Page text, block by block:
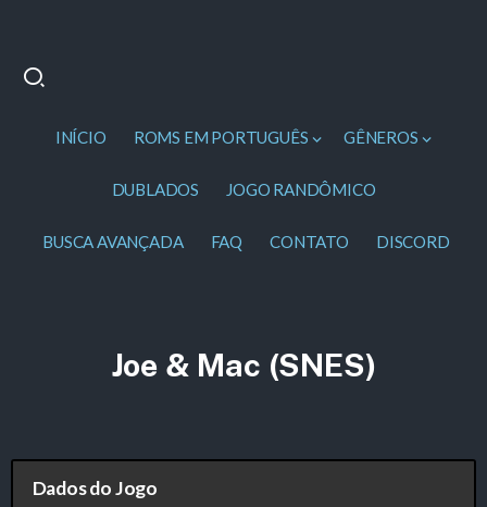
INÍCIO ROMS EM PORTUGUÊS GÊNEROS
DUBLADOS JOGO RANDÔMICO
BUSCA AVANÇADA FAQ CONTATO DISCORD
Joe & Mac (SNES)
Dados do Jogo